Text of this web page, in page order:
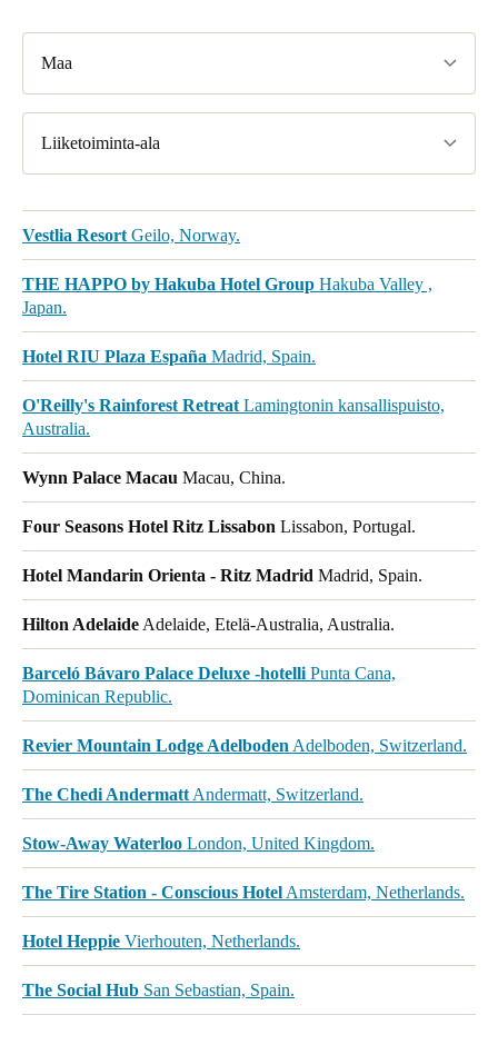
Maa
Liiketoiminta-ala
Vestlia Resort Geilo, Norway.
THE HAPPO by Hakuba Hotel Group Hakuba Valley ,
Japan.
Hotel RIU Plaza España Madrid, Spain.
O'Reilly's Rainforest Retreat Lamingtonin kansallispuisto,
Australia.
Wynn Palace Macau Macau, China.
Four Seasons Hotel Ritz Lissabon Lissabon, Portugal.
Hotel Mandarin Orienta - Ritz Madrid Madrid, Spain.
Hilton Adelaide Adelaide, Etelä-Australia, Australia.
Barceló Bávaro Palace Deluxe -hotelli Punta Cana,
Dominican Republic.
Revier Mountain Lodge Adelboden Adelboden, Switzerland.
The Chedi Andermatt Andermatt, Switzerland.
Stow-Away Waterloo London, United Kingdom.
The Tire Station - Conscious Hotel Amsterdam, Netherlands.
Hotel Heppie Vierhouten, Netherlands.
The Social Hub San Sebastian, Spain.